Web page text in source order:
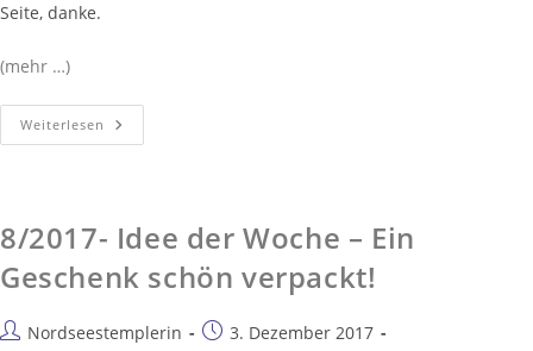
Seite, danke.
(mehr …)
Weiterlesen
8/2017- Idee der Woche – Ein
Geschenk schön verpackt!
Nordseestemplerin
3. Dezember 2017